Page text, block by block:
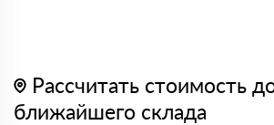
Рассчитать стоимость
ближайшего склада